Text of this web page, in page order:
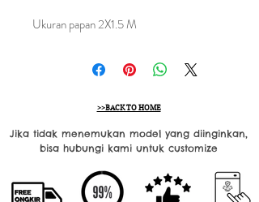
Ukuran papan 2X1.5 M
>>BACK TO HOME
Jika tidak menemukan model yang diinginkan,
bisa hubungi kami untuk customize